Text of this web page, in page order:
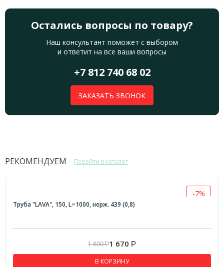
Остались вопросы по товару?
Наш консультант поможет с выбором
и ответит на все ваши вопросы
+7 812 740 68 02
ЗАКАЗАТЬ ЗВОНОК
РЕКОМЕНДУЕМ Перейти в каталог
-7%
Труба "LAVA", 150, L=1000, нерж. 439 (0,8)
1 800Р1 670 Р
В КОРЗИНУ